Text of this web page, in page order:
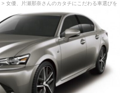
> 女優、片瀬那奈さんのカタチにこだわる車選びを